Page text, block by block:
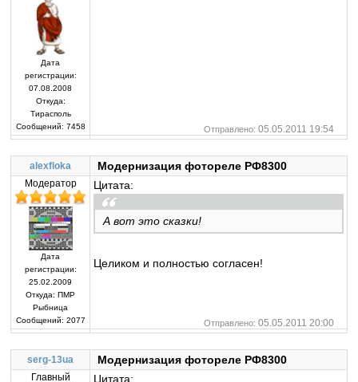
Дата
регистрации:
07.08.2008
Откуда:
Тирасполь
Сообщений: 7458 Отправлено: 05.05.2011 19:54
alexfloka Модернизация фотореле РФ8300
Модератор
Дата
регистрации:
25.02.2009
Откуда: ПМР
Рыбница
Сообщений: 2077
Цитата:
А вот это сказки!
Целиком и полностью согласен!
Отправлено: 05.05.2011 20:00
serg-13ua Модернизация фотореле РФ8300
Главный
Цитата: